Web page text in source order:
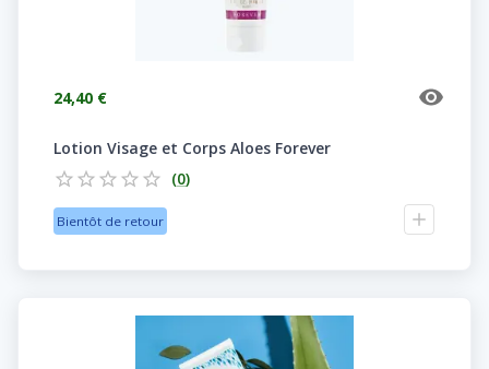
24,40 €
Lotion Visage et Corps Aloes Forever
(0)
Bientôt de retour